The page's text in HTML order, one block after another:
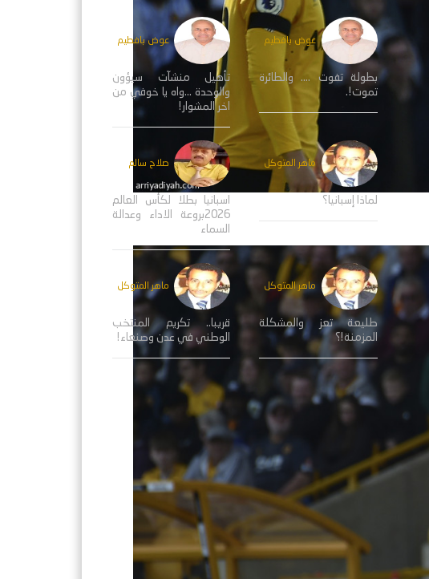
عوض بافطيم
بطولة تفوت .... والطائرة
تموت!.
عوض بافطيم
تأهيل منشآت سيؤون
والوحدة ...واه يا خوفي من
اخر المشوار!
ماهر المتوكل
لماذا إسبانيا؟
صلاح سالم
اسبانيا بطلا لكأس العالم
2026بروعة الاداء وعدالة
السماء
ماهر المتوكل
طليعة تعز والمشكلة
المزمنة!؟
ماهر المتوكل
قريبا.. تكريم المنتخب
الوطني في عدن وصنعاء!